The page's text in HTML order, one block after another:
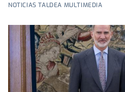
NOTICIAS TALDEA MULTIMEDIA